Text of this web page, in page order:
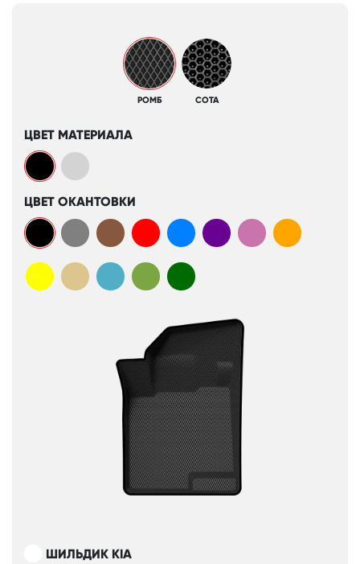
РОМБ СОТА
ЦВЕТ МАТЕРИАЛА
ЦВЕТ ОКАНТОВКИ
ШИЛЬДИК KIA